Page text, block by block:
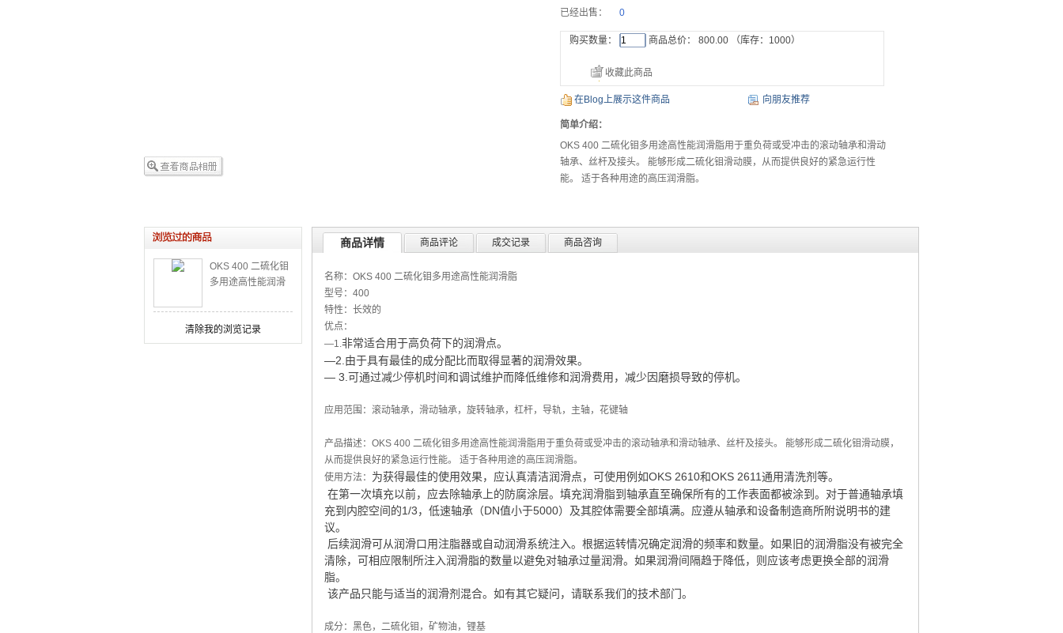
已经出售：
0
购买数量： 商品总价： 800.00 （库存： 1000）
收藏此商品
在Blog上展示这件商品 向朋友推荐
简单介绍：
OKS 400 二硫化钼多用途高性能润滑脂用于重负荷或受冲击的滚动轴承和滑动
轴承、丝杆及接头。 能够形成二硫化钼滑动膜，从而提供良好的紧急运行性
能。 适于各种用途的高压润滑脂。
OKS 400 二硫化钼
多用途高性能润滑
荷多用途润滑脂
清除我的浏览记录
商品详情 商品评论 成交记录 商品咨询
名称：OKS 400 二硫化钼多用途高性能润滑脂
型号：400
特性：长效的
优点：
—1.非常适合用于高负荷下的润滑点。
—2.由于具有最佳的成分配比而取得显著的润滑效果。
— 3.可通过减少停机时间和调试维护而降低维修和润滑费用，减少因磨损导致的停机。
应用范围：滚动轴承，滑动轴承，旋转轴承，杠杆，导轨，主轴，花键轴
产品描述：OKS 400 二硫化钼多用途高性能润滑脂用于重负荷或受冲击的滚动轴承和滑动轴承、丝杆及接头。 能够形成二硫化钼滑动膜，
从而提供良好的紧急运行性能。 适于各种用途的高压润滑脂。
使用方法： 为获得最佳的使用效果，应认真清洁润滑点，可使用例如OKS 2610和OKS 2611通用清洗剂等。
在第一次填充以前，应去除轴承上的防腐涂层。填充润滑脂到轴承直至确保所有的工作表面都被涂到。对于普通轴承填
充到内腔空间的1/3，低速轴承（DN值小于5000）及其腔体需要全部填满。应遵从轴承和设备制造商所附说明书的建
议。
后续润滑可从润滑口用注脂器或自动润滑系统注入。根据运转情况确定润滑的频率和数量。如果旧的润滑脂没有被完全
清除，可相应限制所注入润滑脂的数量以避免对轴承过量润滑。如果润滑间隔趋于降低，则应该考虑更换全部的润滑
脂。
该产品只能与适当的润滑剂混合。如有其它疑问，请联系我们的技术部门。
成分：黑色，二硫化钼，矿物油，锂基